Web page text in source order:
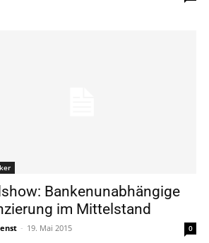
Bankenunabhängige
im Mittelstand
- 19. Mai 2015 0